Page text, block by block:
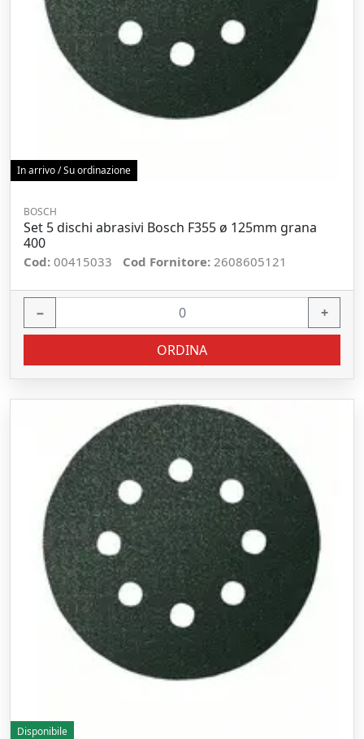
In arrivo / Su ordinazione
BOSCH
Set 5 dischi abrasivi Bosch F355 ø 125mm grana
400
Cod: 00415033 Cod Fornitore: 2608605121
− +
ORDINA
Disponibile